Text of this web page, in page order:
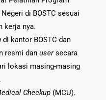
di BOSTC sesuai
kerja nya.
di kantor BOSTC dan
resmi dan usersecara
lokasi masing-masing
Checkup(MCU).